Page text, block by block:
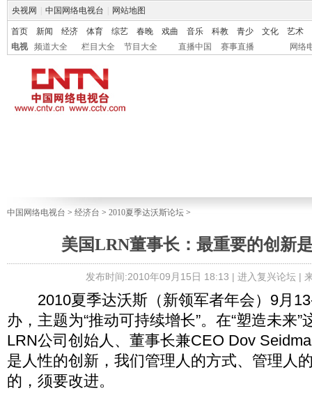
央视网 中国网络电视台 网站地图
首页 新闻 经济 体育 综艺 春晚 戏曲 音乐 科教 青少 文化
艺术
电视
频道大全 栏目大全 节目大全 直播中国 赛事直播 网络
中国网络电视台 > 经济台 > 2010夏季达沃斯论坛 >
美国LRN董事长：最重要的创新
发布时间:2010年09月15日 18:13 | 进入复兴论坛|
2010夏季达沃斯（新领军者年会）9月
办，主题为“推动可持续增长”。在“塑造未来
LRN公司创始人、董事长兼CEO Dov
是人性的创新，我们管理人的方式、管理人
的，须要改进。